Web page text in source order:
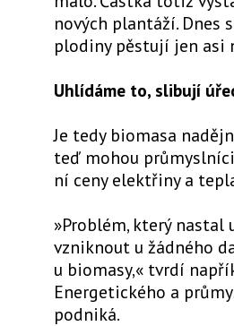
nových plantáží. Dnes
plodiny pěstují jen asi
Uhlídáme to, slibují
Je tedy biomasa
teď mohou
ní ceny elektřiny a
»Problém, který
vzniknout u žádného
u biomasy,« tvrdí
Energetického a
podniká.